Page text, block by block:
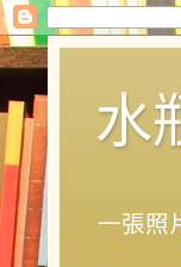
水
一張照